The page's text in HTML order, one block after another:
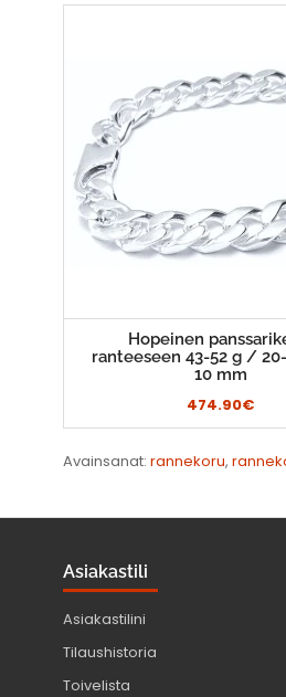
Hopeinen
ranteeseen 43-52 g /
10 mm
474.90€
Avainsanat: rannekoru,
Asiakastili
Asiakastilini
Tilaushistoria
Toivelista